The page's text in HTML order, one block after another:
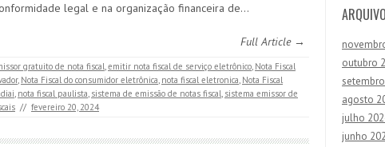
legal e na organização financeira de…
Full Article →
gratuito de nota fiscal,emitir nota fiscal de serviço eletrônico, Nota Fiscal
, Nota Fiscal do consumidor eletrônica, nota fiscal eletronica, Nota Fiscal
, nota fiscal paulista, sistema de emissão de notas fiscal, sistema emissor de
// fevereiro 20, 2024
outubro
agosto
julho
junho